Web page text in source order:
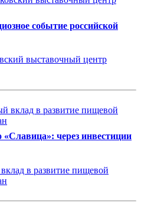
событие российской
выставочный центр
через инвестиции
в развитие пищевой